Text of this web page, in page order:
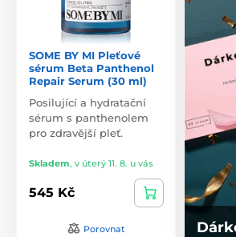
SOME BY MI Pleťové
sérum Beta Panthenol
Repair Serum (30 ml)
Posilující a hydratační
sérum s panthenolem
pro zdravější pleť.
Skladem, v úterý 11. 8. u vás
545 Kč
Porovnat